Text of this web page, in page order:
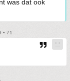
was dat ook
• 71